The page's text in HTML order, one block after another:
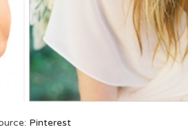
Pinterest